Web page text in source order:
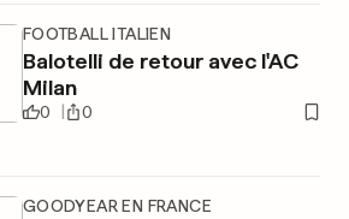
FOOTBALL ITALIEN
Balotelli de retour avec l'AC
Milan
0 0
GOODYEAR EN FRANCE